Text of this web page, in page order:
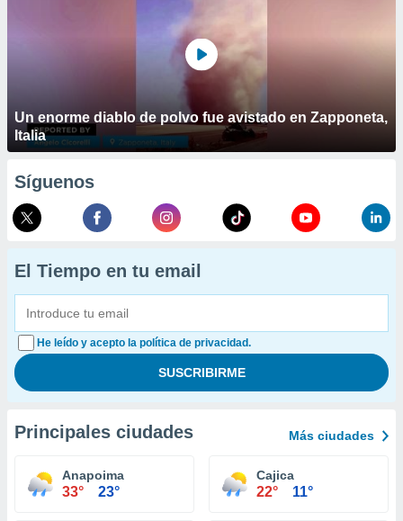
Un enorme diablo de polvo fue avistado en Zapponeta,
Italia
Síguenos
El Tiempo en tu email
He leído y acepto la política de privacidad.
Principales ciudades Más ciudades
Anapoima
33° 23°
Cajica
22° 11°